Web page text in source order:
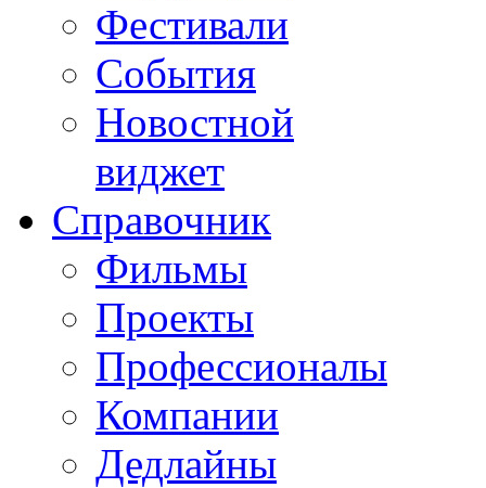
Фестивали
События
Новостной
виджет
Справочник
Фильмы
Проекты
Профессионалы
Компании
Дедлайны